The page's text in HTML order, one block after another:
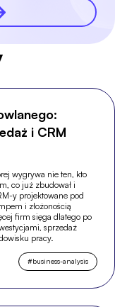
i CRM
wygrywa nie ten, kto
co już zbudował i
y projektowane pod
i złożonością
firm sięga dlatego po
sprzedaż
pracy.
#business-analysis